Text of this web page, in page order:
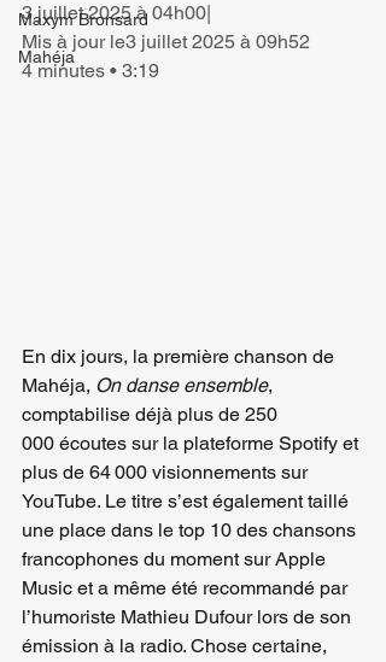
Maxym Bronsard
Mahéja
3 juillet 2025 à 04h00|
Mis à jour le3 juillet 2025 à 09h52
4 minutes • 3:19
En dix jours, la première chanson de
Mahéja, On danse ensemble,
comptabilise déjà plus de 250
000 écoutes sur la plateforme Spotify et
plus de 64 000 visionnements sur
YouTube. Le titre s’est également taillé
une place dans le top 10 des chansons
francophones du moment sur Apple
Music et a même été recommandé par
l’humoriste Mathieu Dufour lors de son
émission à la radio. Chose certaine,